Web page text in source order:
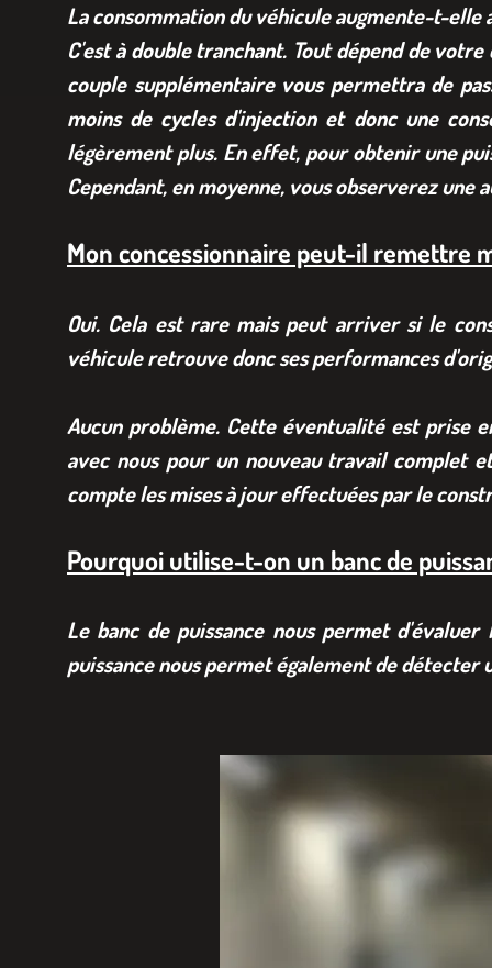
La consommation du véhicule augmente-t-elle
C'est à double tranchant. Tout dépend de
couple supplémentaire vous permettra de
moins de cycles d'injection et donc une
légèrement plus. En effet, pour obtenir une
Cependant, en moyenne, vous observerez
Mon concessionnaire peut-il remettre
Oui. Cela est rare mais peut arriver si le
véhicule retrouve donc ses performances
Aucun problème. Cette éventualité est prise
avec nous pour un nouveau travail complet
compte les mises à jour effectuées par le
Pourquoi utilise-t-on un banc de
Le banc de puissance nous permet
puissance nous permet également de